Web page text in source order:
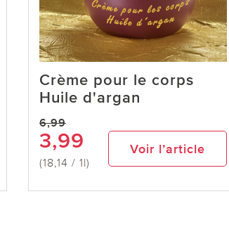
Crème pour le corps
Huile d'argan
6,99
3,99
(18,14 / 1l)
Voir l’article